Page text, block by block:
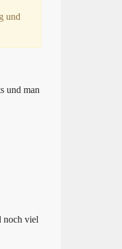
und
und man
noch viel